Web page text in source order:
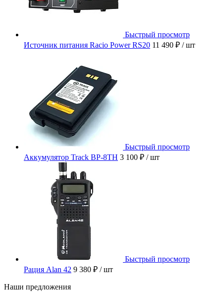
Быстрый просмотр
Источник питания Racio Power RS20 11 490 ₽ / шт
Быстрый просмотр
Аккумулятор Track BP-8TH 3 100 ₽ / шт
Быстрый просмотр
Рация Alan 42 9 380 ₽ / шт
Наши предложения